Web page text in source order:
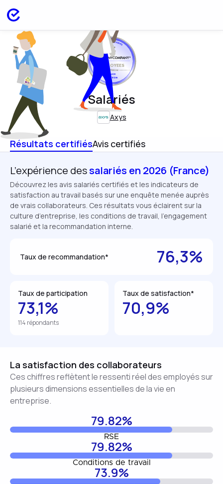
EMPLOYEES
FRANCE
APR 2026
Salariés
Axys
Résultats certifiésAvis certifiés
L’expérience dessalariés en 2026 (France)
Découvrez les avis salariés certifiés et les indicateurs de
satisfaction au travail basés sur une enquête menée auprès
de vrais collaborateurs. Ces résultats vous éclairent sur la
culture d’entreprise, les conditions de travail, l’engagement
salarié et la recommandation interne.
Taux de recommandation* 76,3%
Taux de participation
73,1%
114 répondants
Taux de satisfaction*
70,9%
La satisfaction des collaborateurs
Ces chiffres reflètent le ressenti réel des employés sur
plusieurs dimensions essentielles de la vie en
entreprise.
79.82%
RSE
79.82%
Conditions de travail
73.9%